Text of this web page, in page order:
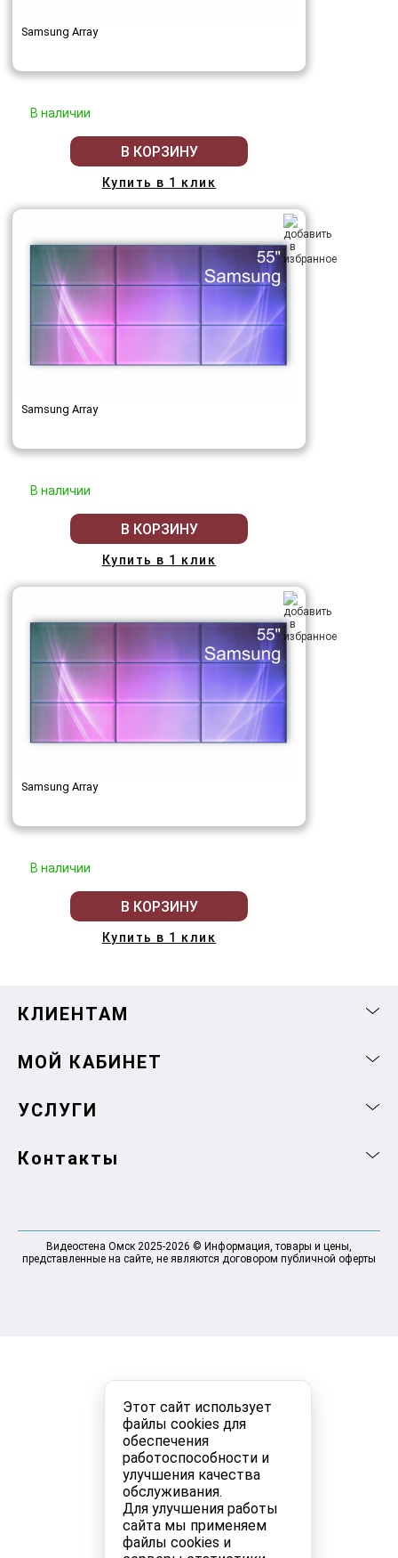
Этот сайт использует
файлы cookies для
обеспечения
работоспособности и
улучшения качества
обслуживания.
Для улучшения работы
сайта мы применяем
файлы cookies и
Samsung Array
В наличии
В КОРЗИНУ
Купить в 1 клик
Samsung Array
В наличии
В КОРЗИНУ
Купить в 1 клик
Samsung Array
В наличии
В КОРЗИНУ
Купить в 1 клик
КЛИЕНТАМ
МОЙ КАБИНЕТ
УСЛУГИ
Контакты
Видеостена Омск 2025-2026 © Информация, товары и цены,
представленные на сайте, не являются договором публичной оферты